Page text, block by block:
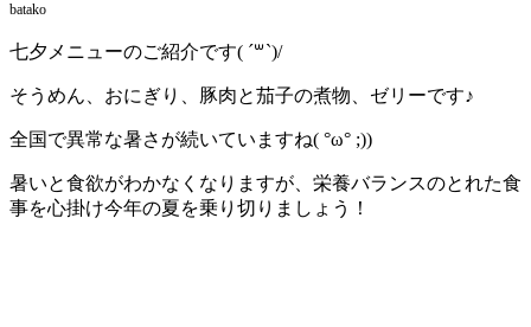
batako
七夕メニューのご紹介です( ´꒳`)/
そうめん、おにぎり、豚肉と茄子の煮物、ゼリーです♪
全国で異常な暑さが続いていますね( °ω° ;))
暑いと食欲がわかなくなりますが、栄養バランスのとれた食
事を心掛け今年の夏を乗り切りましょう！